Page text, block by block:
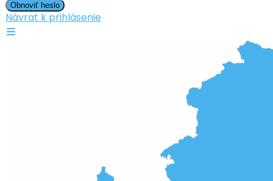
Obnoviť heslo
Návrat k prihlásenie